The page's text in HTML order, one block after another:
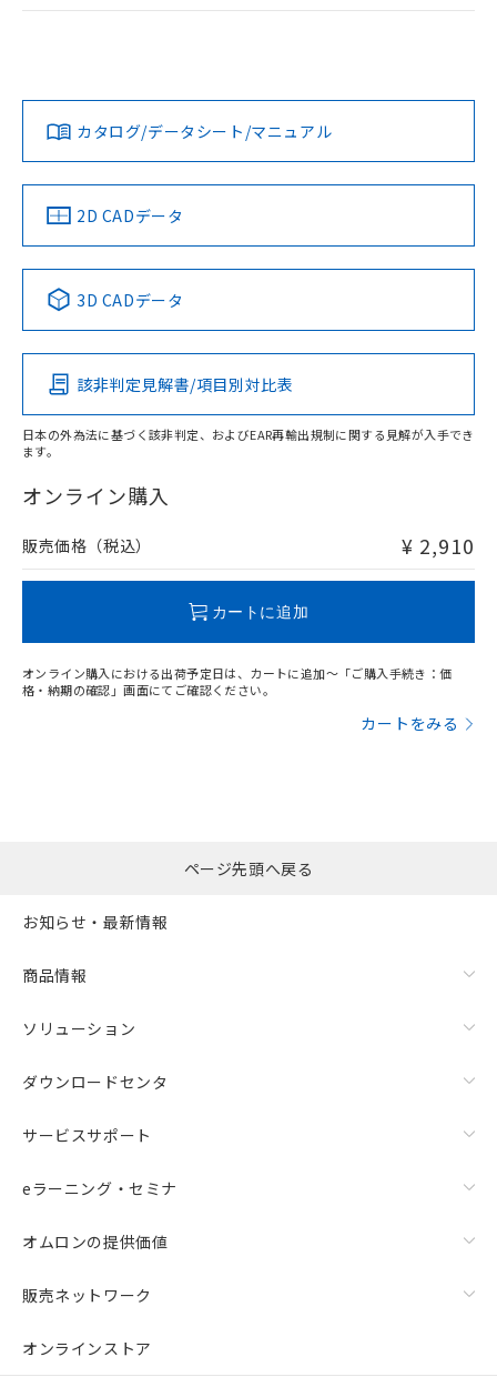
ログイン/会員登録
ダウンロードデータをご利用いただく前に、以下を必ずお読
みください。
ソフトウェアの使用条件
EU RoHS 注意事項・凡例
対応済み
中国 RoHS 注意事項・凡例
Pb Hg Cd Cr(VI)
O
在庫等で未対応品が混在する可能性があります。
問い合わせください。
カタログ/データシート/マニュアル
2D CADデータ
3D CADデータ
該非判定見解書/項目別対比表
日本の外為法に基づく該非判定、およびEAR再輸出規制に関する見解が入手でき
ます。
オンライン購入
販売価格（税込） ¥ 2,910
カートに追加
オンライン購入における出荷予定日は、カートに追加～「ご購入手続き：価
格・納期の確認」画面にてご確認ください。
カートをみる
ページ先頭へ戻る
お知らせ・最新情報
商品情報
ソリューション
ダウンロードセンタ
サービスサポート
eラーニング・セミナ
オムロンの提供価値
販売ネットワーク
オンラインストア